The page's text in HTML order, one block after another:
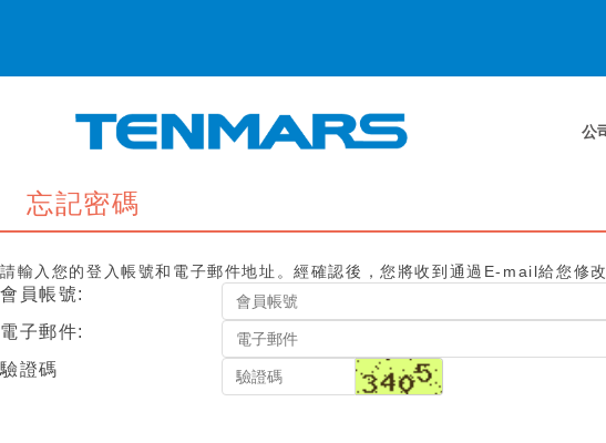
公
忘記密碼
請輸入您的登入帳號和電子郵件地址。經確認後，您將收到通過E-mail給您修改
會員帳號:
電子郵件:
驗證碼